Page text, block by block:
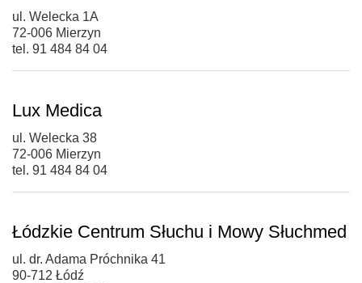
ul. Welecka 1A
72-006 Mierzyn
tel. 91 484 84 04
Lux Medica
ul. Welecka 38
72-006 Mierzyn
tel. 91 484 84 04
Łódzkie Centrum Słuchu i Mowy Słuchmed
ul. dr. Adama Próchnika 41
90-712 Łódź